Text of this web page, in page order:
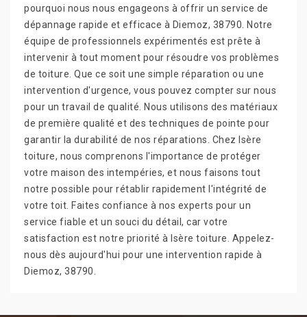
pourquoi nous nous engageons à offrir un service de
dépannage rapide et efficace à Diemoz, 38790. Notre
équipe de professionnels expérimentés est prête à
intervenir à tout moment pour résoudre vos problèmes
de toiture. Que ce soit une simple réparation ou une
intervention d'urgence, vous pouvez compter sur nous
pour un travail de qualité. Nous utilisons des matériaux
de première qualité et des techniques de pointe pour
garantir la durabilité de nos réparations. Chez Isère
toiture, nous comprenons l'importance de protéger
votre maison des intempéries, et nous faisons tout
notre possible pour rétablir rapidement l'intégrité de
votre toit. Faites confiance à nos experts pour un
service fiable et un souci du détail, car votre
satisfaction est notre priorité à Isère toiture. Appelez-
nous dès aujourd'hui pour une intervention rapide à
Diemoz, 38790.